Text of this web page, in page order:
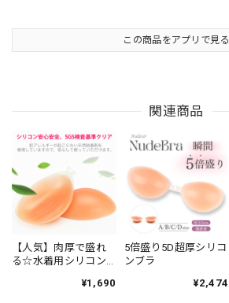
この商品をアプリで見る
関連商品
【人気】肉厚で盛れ
る☆水着用シリコン
¥1,690
5倍盛り5D超厚シリコ
ンブラ
¥2,474